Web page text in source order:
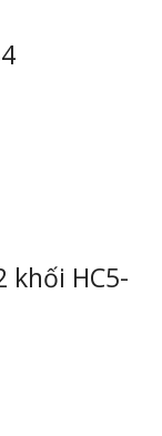
khối HC5-